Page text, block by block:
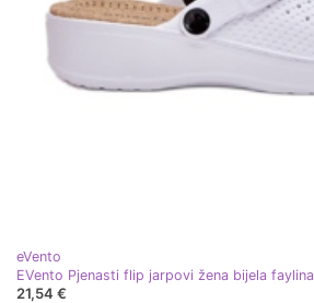
eVento
EVento Pjenasti flip jarpovi žena bijela faylina
21,54 €